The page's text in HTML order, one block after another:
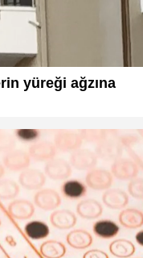
yüreği ağzına